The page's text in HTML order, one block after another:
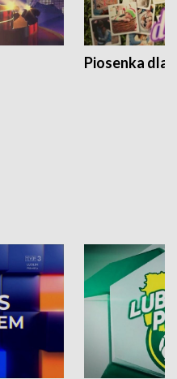
Piosenka dla